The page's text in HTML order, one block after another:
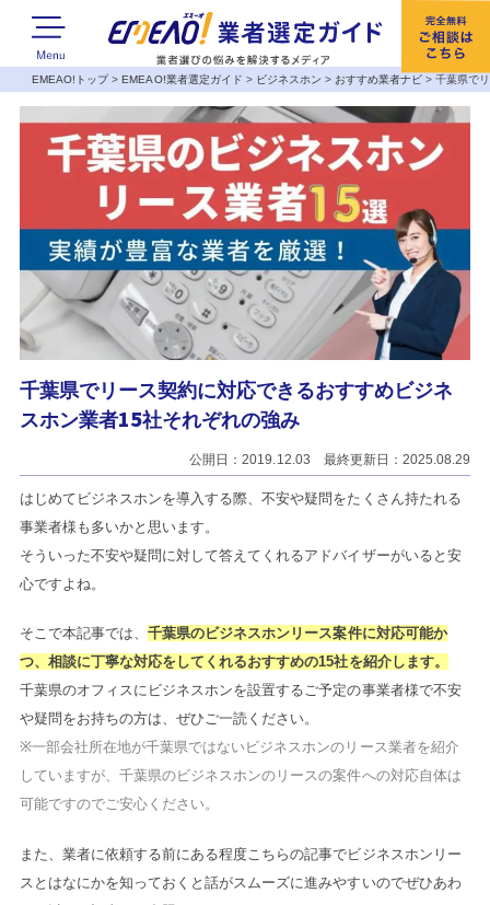
EMEAO!トップ>EMEAO!業者選定ガイド > ビジネスホン > おすすめ業者ナビ >千葉県で
千葉県でリース契約に対応できるおすすめビジネ
スホン業者15社それぞれの強み
公開日：2019.12.03 最終更新日：2025.08.29
はじめてビジネスホンを導入する際、不安や疑問をたくさん持たれる
事業者様も多いかと思います。
そういった不安や疑問に対して答えてくれるアドバイザーがいると安
心ですよね。
そこで本記事では、千葉県のビジネスホンリース案件に対応可能か
つ、相談に丁寧な対応をしてくれるおすすめの15社を紹介します。
千葉県のオフィスにビジネスホンを設置するご予定の事業者様で不安
や疑問をお持ちの方は、ぜひご一読ください。
※一部会社所在地が千葉県ではないビジネスホンのリース業者を紹介
していますが、千葉県のビジネスホンのリースの案件への対応自体は
可能ですのでご安心ください。
また、業者に依頼する前にある程度こちらの記事でビジネスホンリー
スとはなにかを知っておくと話がスムーズに進みやすいのでぜひあわ